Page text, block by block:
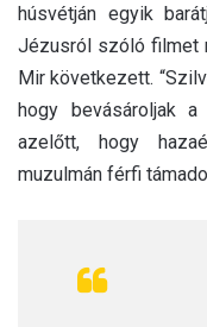
húsvétján egyik
Jézusról szóló filmet
Mir következett.
hogy bevásároljak
azelőtt, hogy
muzulmán férfi